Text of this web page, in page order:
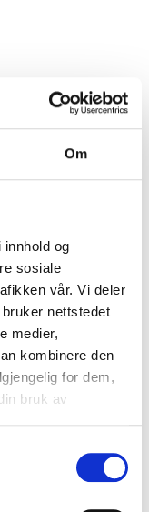
Om
og
sosiale
vår. Vi deler
nettstedet
medier,
kombinere den
for dem,
bruk av